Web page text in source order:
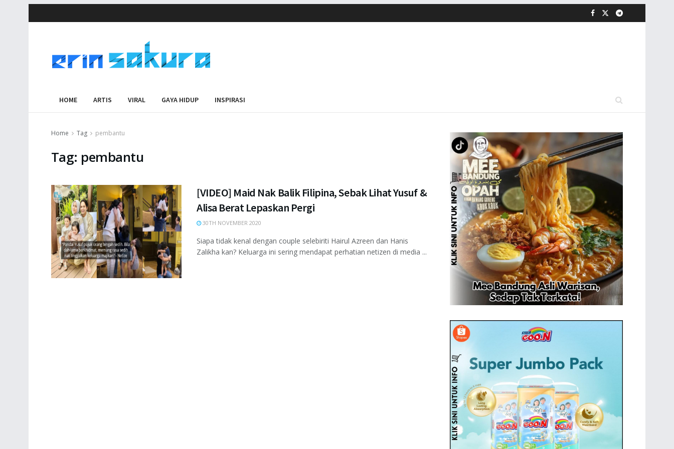
HOME ARTIS VIRAL GAYA HIDUP INSPIRASI
Home Tag pembantu
Tag: pembantu
[VIDEO] Maid Nak Balik Filipina, Sebak Lihat Yusuf &
Alisa Berat Lepaskan Pergi
30TH NOVEMBER 2020
Siapa tidak kenal dengan couple selebiriti Hairul Azreen dan Hanis
Zalikha kan? Keluarga ini sering mendapat perhatian netizen di media ...